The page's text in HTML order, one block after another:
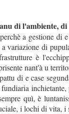
di l'ambiente,
a gestione di
variazione di
è
nant'à u
di e case
quì, è
i lochi di vita, i